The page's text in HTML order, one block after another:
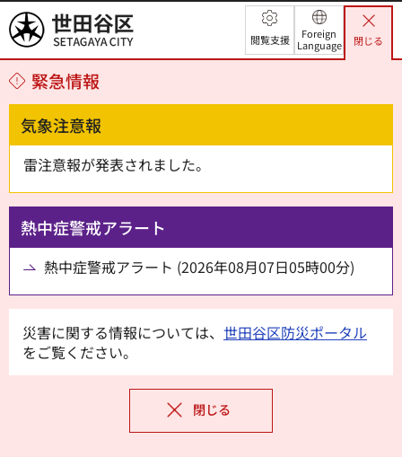
世田谷区 閲覧支援
Foreign
Language
閉じる
緊急情報
気象注意報
雷注意報が発表されました。
熱中症警戒アラート
熱中症警戒アラート (2026年08月07日05時00分)
災害に関する情報については、 世田谷区防災ポータル
をご覧ください。
閉じる